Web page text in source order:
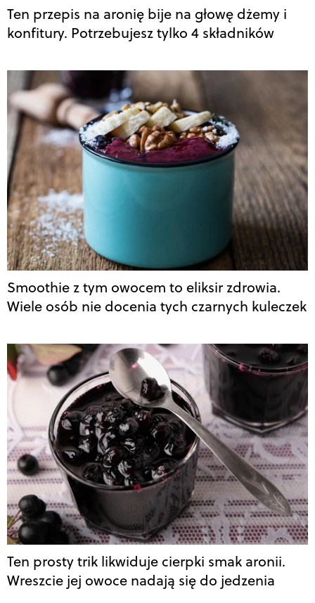
Ten przepis na aronię bije na głowę dżemy i
konfitury. Potrzebujesz tylko 4 składników
Smoothie z tym owocem to eliksir zdrowia.
Wiele osób nie docenia tych czarnych kuleczek
Ten prosty trik likwiduje cierpki smak aronii.
Wreszcie jej owoce nadają się do jedzenia